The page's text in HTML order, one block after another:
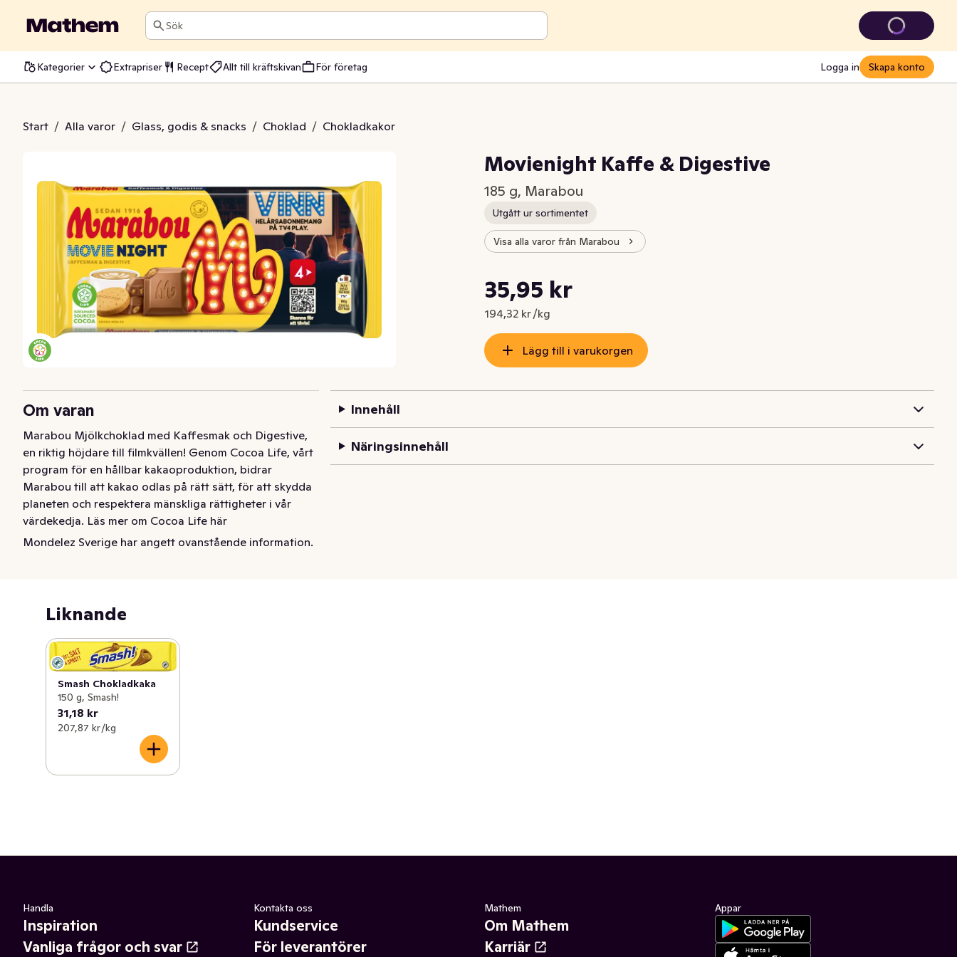
Sök
Kategorier Extrapriser Recept Allt till kräftskivan För företag Logga in Skapa konto
Start / Alla varor / Glass, godis & snacks / Choklad / Chokladkakor
Kaffe & Digestive
Movienight Kaffe & Digestive
185 g, Marabou
Utgått ur sortimentet
Visa alla varor från Marabou
Nuvarande pris är: 35,95 kr
35,95 kr
194,32 kr /kg
Styckpris: 194,32 kr /kg
Lägg till i varukorgen
Om varan
Marabou Mjölkchoklad med Kaffesmak och Digestive,
en riktig höjdare till filmkvällen! Genom Cocoa Life, vårt
program för en hållbar kakaoproduktion, bidrar
Marabou till att kakao odlas på rätt sätt, för att skydda
planeten och respektera mänskliga rättigheter i vår
värdekedja. Läs mer om Cocoa Life här
www.cocoalife.org.
Mondelez Sverige har angett ovanstående information.
Innehåll
Näringsinnehåll
Liknande
Smash Chokladkaka
150 g, Smash!
31,18 kr
207,87 kr /kg
Handla
Inspiration
Vanliga frågor och svar
Kontakta oss
Kundservice
För leverantörer
Mathem
Om Mathem
Karriär
Appar